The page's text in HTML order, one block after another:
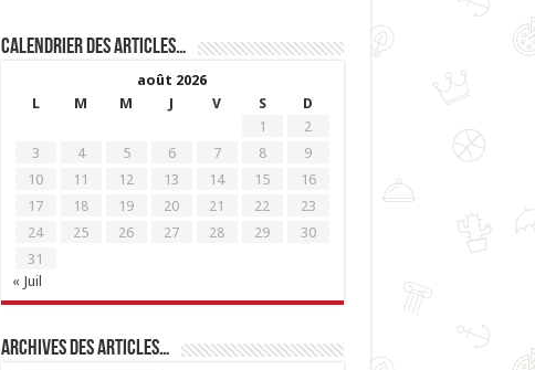
Calendrier des articles…
août 2026
L
M M J V S
D
1
2
3
4 5 6 7 8
9
10
11 12 13 14 15
16
17
18 19 20 21 22
23
24
25 26 27 28 29
30
31
« Juil
Archives des articles…